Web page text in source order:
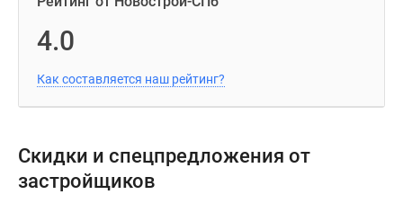
4.0
Как составляется наш рейтинг?
Скидки и спецпредложения от
застройщиков